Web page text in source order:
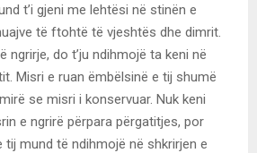
t’i gjeni me lehtësi në stinën e
të ftohtë të vjeshtës dhe dimrit.
ngrirje, do t’ju ndihmojë ta keni në
Misri e ruan ëmbëlsinë e tij shumë
se misri i konservuar. Nuk keni
e ngrirë përpara përgatitjes, por
tij mund të ndihmojë në shkrirjen e